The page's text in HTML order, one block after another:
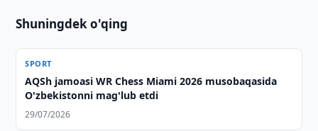
Shuningdek o'qing
SPORT
AQSh jamoasi WR Chess Miami 2026 musobaqasida
O'zbekistonni mag'lub etdi
29/07/2026